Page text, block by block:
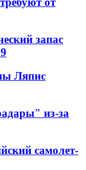
запас
Ляпис
из-за
самолет-